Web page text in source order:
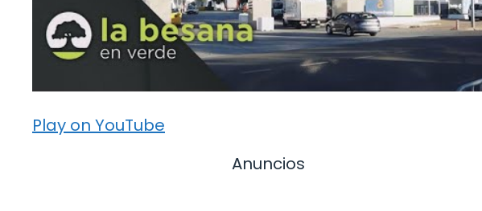
Play on YouTube
Anuncios